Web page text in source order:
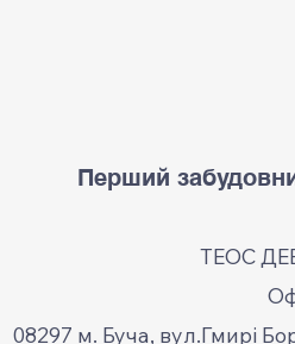
Перший
ТЕОС
08297 м. Буча, вул.Гмирі